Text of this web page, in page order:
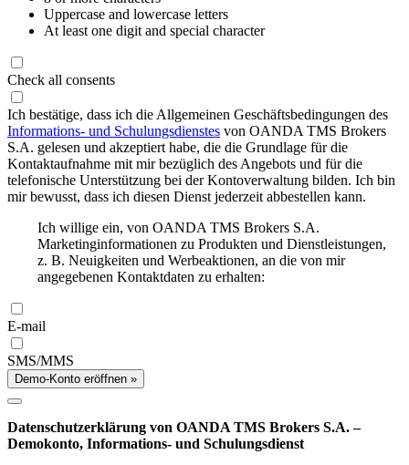
Uppercase and lowercase letters
At least one digit and special character
Check all consents
Ich bestätige, dass ich die Allgemeinen Geschäftsbedingungen des
Informations- und Schulungsdienstes von OANDA TMS Brokers
S.A. gelesen und akzeptiert habe, die die Grundlage für die
Kontaktaufnahme mit mir bezüglich des Angebots und für die
telefonische Unterstützung bei der Kontoverwaltung bilden. Ich bin
mir bewusst, dass ich diesen Dienst jederzeit abbestellen kann.
Ich willige ein, von OANDA TMS Brokers S.A.
Marketinginformationen zu Produkten und Dienstleistungen,
z. B. Neuigkeiten und Werbeaktionen, an die von mir
angegebenen Kontaktdaten zu erhalten:
E-mail
SMS/MMS
Demo-Konto eröffnen »
Datenschutzerklärung von OANDA TMS Brokers S.A. –
Demokonto, Informations- und Schulungsdienst